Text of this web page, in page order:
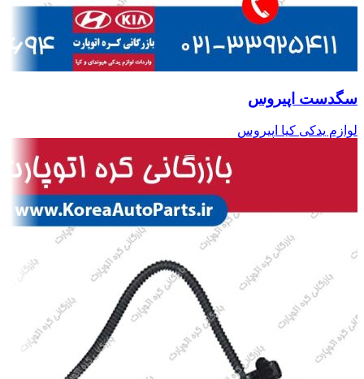
سگدست اپیروس
لوازم یدکی کیا اپیروس